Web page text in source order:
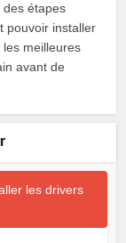
des étapes
pouvoir installer
les meilleures
avant de